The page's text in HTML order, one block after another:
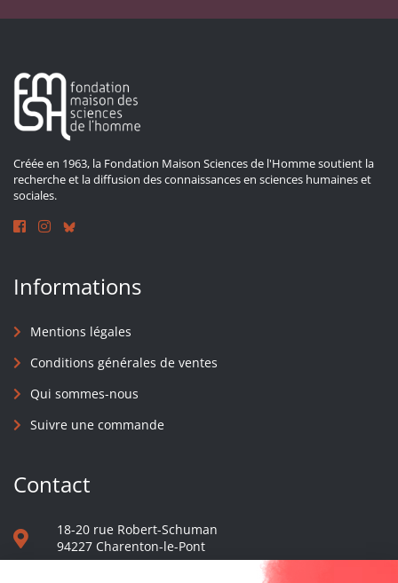
Créée en 1963, la Fondation Maison Sciences de l'Homme soutient la
recherche et la diffusion des connaissances en sciences humaines et
sociales.
Informations
Mentions légales
Conditions générales de ventes
Qui sommes-nous
Suivre une commande
Contact
18-20 rue Robert-Schuman
94227 Charenton-le-Pont